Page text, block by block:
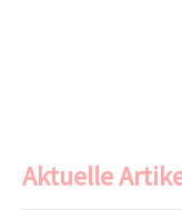
Aktuelle